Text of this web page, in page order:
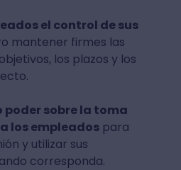
el control de sus
mantener firmes las
los plazos y los
sobre la toma
los empleadospara
y utilizar sus
corresponda.